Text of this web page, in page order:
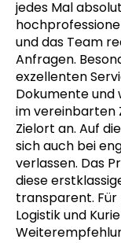
jedes Mal
und das Team
Anfragen.
exzellenten
Dokumente und
im vereinbarten
Zielort an. Auf
sich auch bei
verlassen. Das
diese
transparent. Für
Logistik und